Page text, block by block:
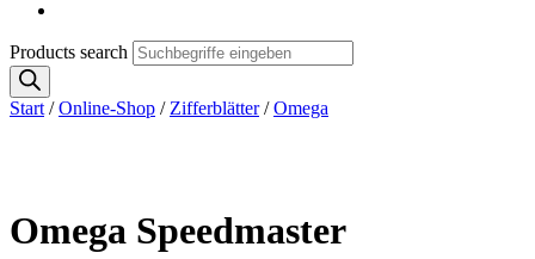
Products search
Start /Online-Shop / Zifferblätter/Omega
Omega Speedmaster